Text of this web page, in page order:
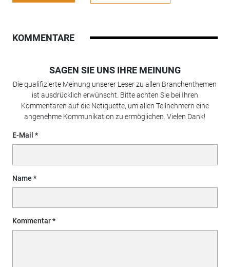
KOMMENTARE
SAGEN SIE UNS IHRE MEINUNG
Die qualifizierte Meinung unserer Leser zu allen Branchenthemen
ist ausdrücklich erwünscht. Bitte achten Sie bei Ihren
Kommentaren auf die Netiquette, um allen Teilnehmern eine
angenehme Kommunikation zu ermöglichen. Vielen Dank!
E-Mail
Name
Kommentar